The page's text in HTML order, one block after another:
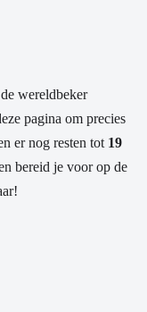
wereldbeker
pagina om precies
er nog resten tot 19
bereid je voor op de